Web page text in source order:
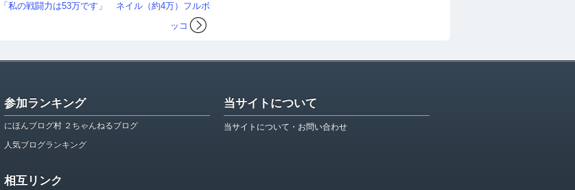
「私の戦闘力は53万です」 ネイル（約4万）フルボ
ッコ
参加ランキング
にほんブログ村 ２ちゃんねるブログ
人気ブログランキング
相互リンク
当サイトについて
当サイトについて・お問い合わせ